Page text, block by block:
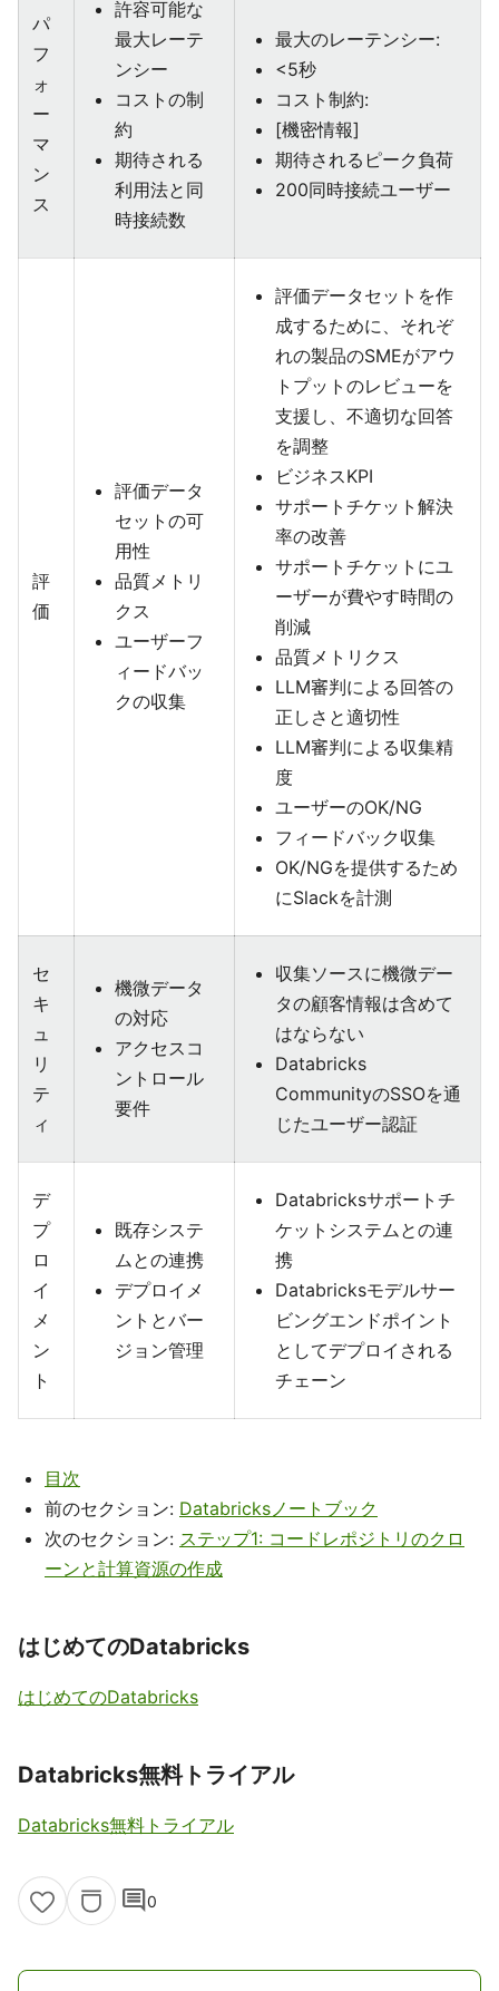
パ
フ
ォ
ー
マ
ン
ス
許容可能な
最大レーテ
ンシー
コストの制
約
期待される
利用法と同
時接続数
最大のレーテンシー:
<5秒
コスト制約:
[機密情報]
期待されるピーク負荷
200同時接続ユーザー
評
価
評価データ
セットの可
用性
品質メトリ
クス
ユーザーフ
ィードバッ
クの収集
評価データセットを作
成するために、それぞ
れの製品のSMEがアウ
トプットのレビューを
支援し、不適切な回答
を調整
ビジネスKPI
サポートチケット解決
率の改善
サポートチケットにユ
ーザーが費やす時間の
削減
品質メトリクス
LLM審判による回答の
正しさと適切性
LLM審判による収集精
度
ユーザーのOK/NG
フィードバック収集
OK/NGを提供するため
にSlackを計測
セ
キ
ュ
リ
テ
ィ
機微データ
の対応
アクセスコ
ントロール
要件
収集ソースに機微デー
タの顧客情報は含めて
はならない
Databricks
CommunityのSSOを通
じたユーザー認証
デ
プ
ロ
イ
メ
ン
ト
既存システ
ムとの連携
デプロイメ
ントとバー
ジョン管理
Databricksサポートチ
ケットシステムとの連
携
Databricksモデルサー
ビングエンドポイント
としてデプロイされる
チェーン
目次
前のセクション: Databricksノートブック
次のセクション: ステップ1: コードレポジトリのクロ
ーンと計算資源の作成
はじめてのDatabricks
はじめてのDatabricks
Databricks無料トライアル
Databricks無料トライアル
comment0